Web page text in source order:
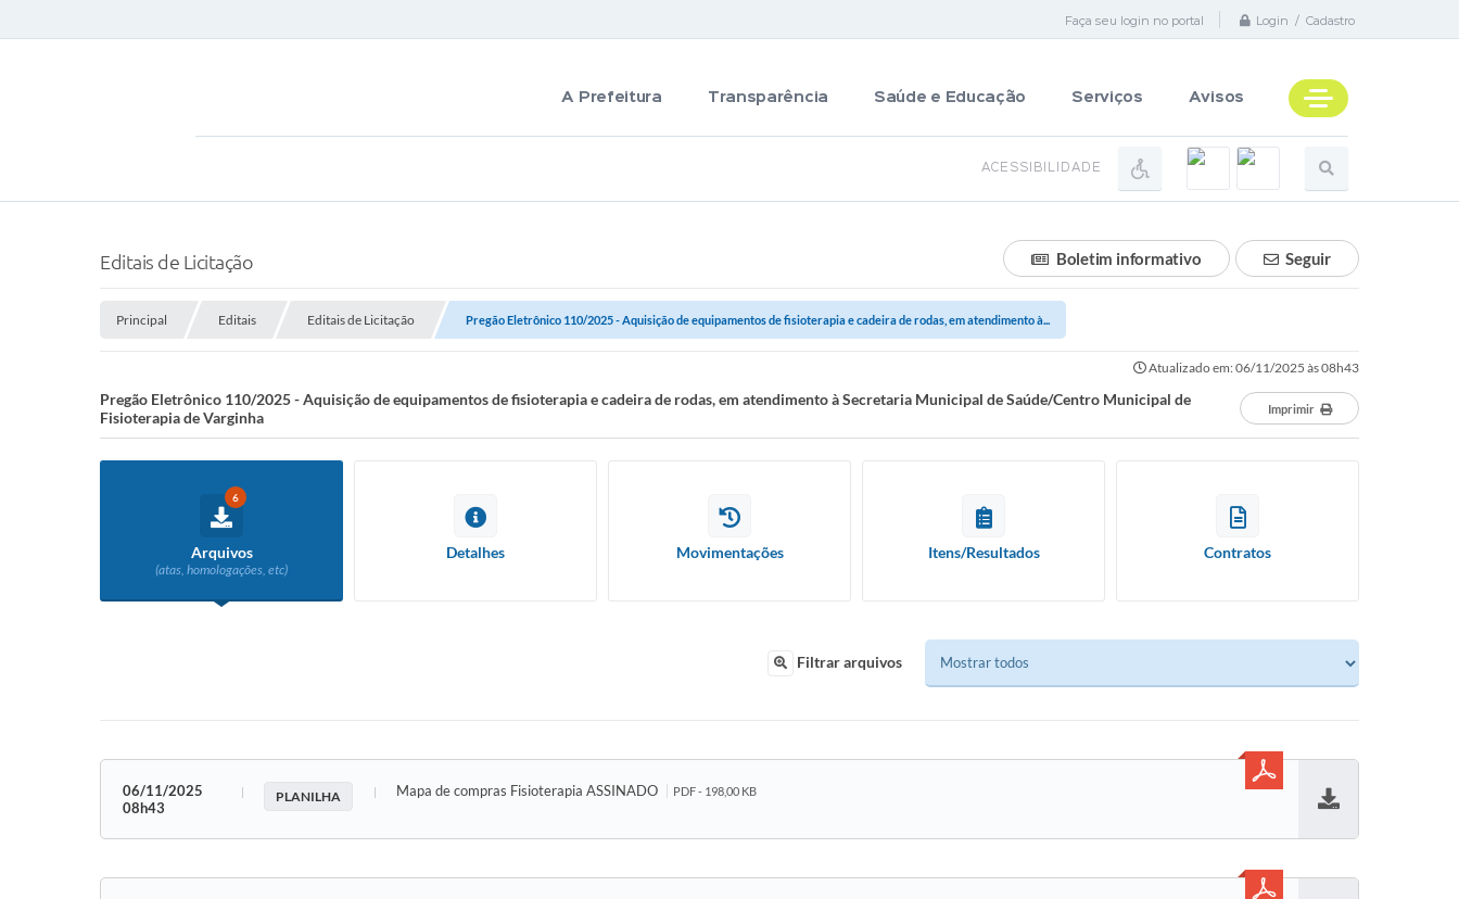
Faça seu login no portal Login / Cadastro
A Prefeitura Transparência Saúde e Educação Serviços Avisos
ACESSIBILIDADE
Editais de Licitação Seguir
Boletim informativo
Principal Editais Editais de Licitação Pregão Eletrônico 110/2025 - Aquisição de equipamentos de fisioterapia e cadeira de rodas, em atendimento à...
Atualizado em: 06/11/2025 às 08h43
Pregão Eletrônico 110/2025 - Aquisição de equipamentos de fisioterapia e cadeira de rodas, em atendimento à Secretaria Municipal de Saúde/Centro Municipal de
Fisioterapia de Varginha
Imprimir
6
Arquivos
(atas, homologações, etc)
Detalhes Movimentações Itens/Resultados Contratos
Filtrar arquivos
06/11/2025
08h43
PLANILHA Mapa de compras Fisioterapia ASSINADO PDF - 198,00 KB